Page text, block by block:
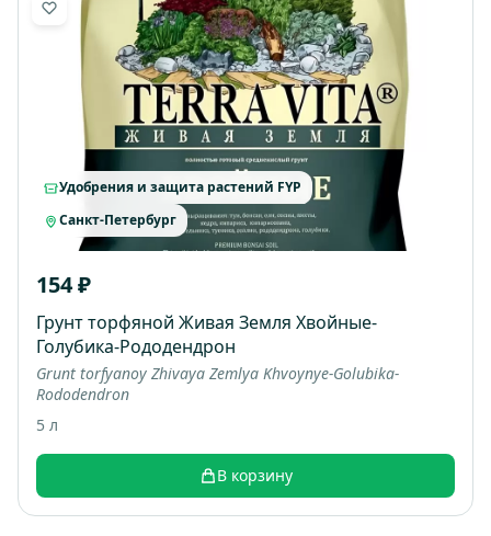
Удобрения и защита растений FYP
Санкт-Петербург
154 ₽
Грунт торфяной Живая Земля Хвойные-
Голубика-Рододендрон
Grunt torfyanoy Zhivaya Zemlya Khvoynye-Golubika-
Rododendron
5 л
В корзину